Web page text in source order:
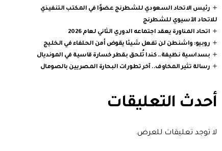
رئيس الاتحاد السعودي للشطرنج عضوًا في المكتب التنفيذي
للاتحاد الآسيوي للشطرنج
اتحاد المناورة يعقد اجتماعه الدوري الثاني لعام 2026
روبيو: واشنطن لن تفعل شيئا يقوض أمن الحلفاء في الخليج
بسداسية نظيفة.. كندا تُلحق بقطر خسارة قاسية في المونديال
رسالة تثير المخاوف.. آخر تطورات البحارة المصريين بالصومال
أحدث التعليقات
لا توجد تعليقات للعرض.